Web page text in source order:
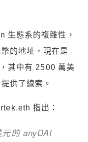
生態系的複雜性，
的地址，現在是
其中有 2500 萬美
供了線索。
指出：
的 anyDAI